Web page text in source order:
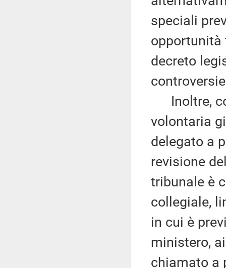
speciali
opportunità
decreto
Inoltre,
volontaria
delegato a
revisione
tribunale è
collegiale,
in cui è
ministero,
chiamato a